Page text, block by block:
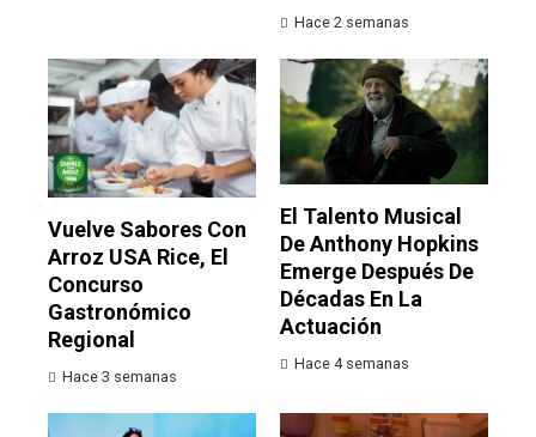
Hace 2 semanas
Vuelve Sabores Con
Arroz USA Rice, El
Concurso
Gastronómico
Regional
Hace 3 semanas
El Talento Musical
De Anthony Hopkins
Emerge Después De
Décadas En La
Actuación
Hace 4 semanas